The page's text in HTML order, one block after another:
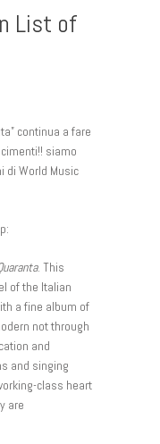
List of
continua a fare
siamo
di World Music
. This
of the Italian
a fine album of
not through
and
and singing
class heart
are